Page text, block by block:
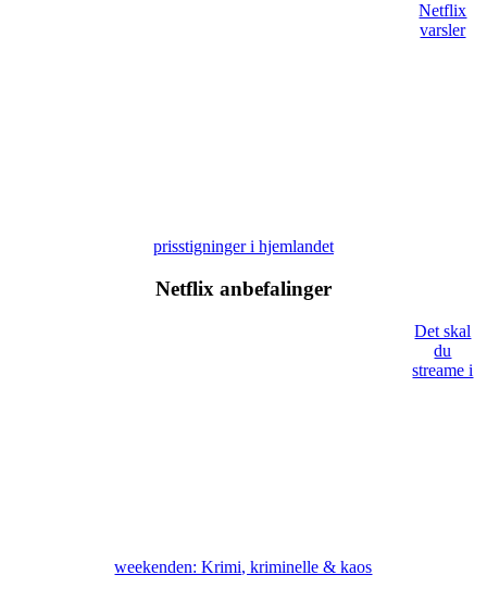
Netflix
varsler
prisstigninger i hjemlandet
Netflix anbefalinger
Det skal
du
streame i
weekenden: Krimi, kriminelle & kaos